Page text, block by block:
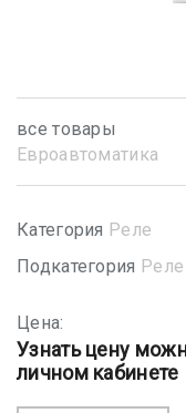
все товары
Евроавтоматика
Категория Реле
Подкатегория
Цена:
Узнать цену
личном кабинете